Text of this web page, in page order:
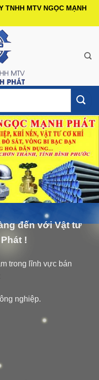
MTV NGỌC MẠNH
đến với Vật tư
!
trong lĩnh vực bán
nghiệp.